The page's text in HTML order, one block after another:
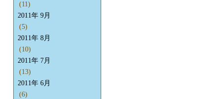
(11)
2011年 9月
(5)
2011年 8月
(10)
2011年 7月
(13)
2011年 6月
(6)